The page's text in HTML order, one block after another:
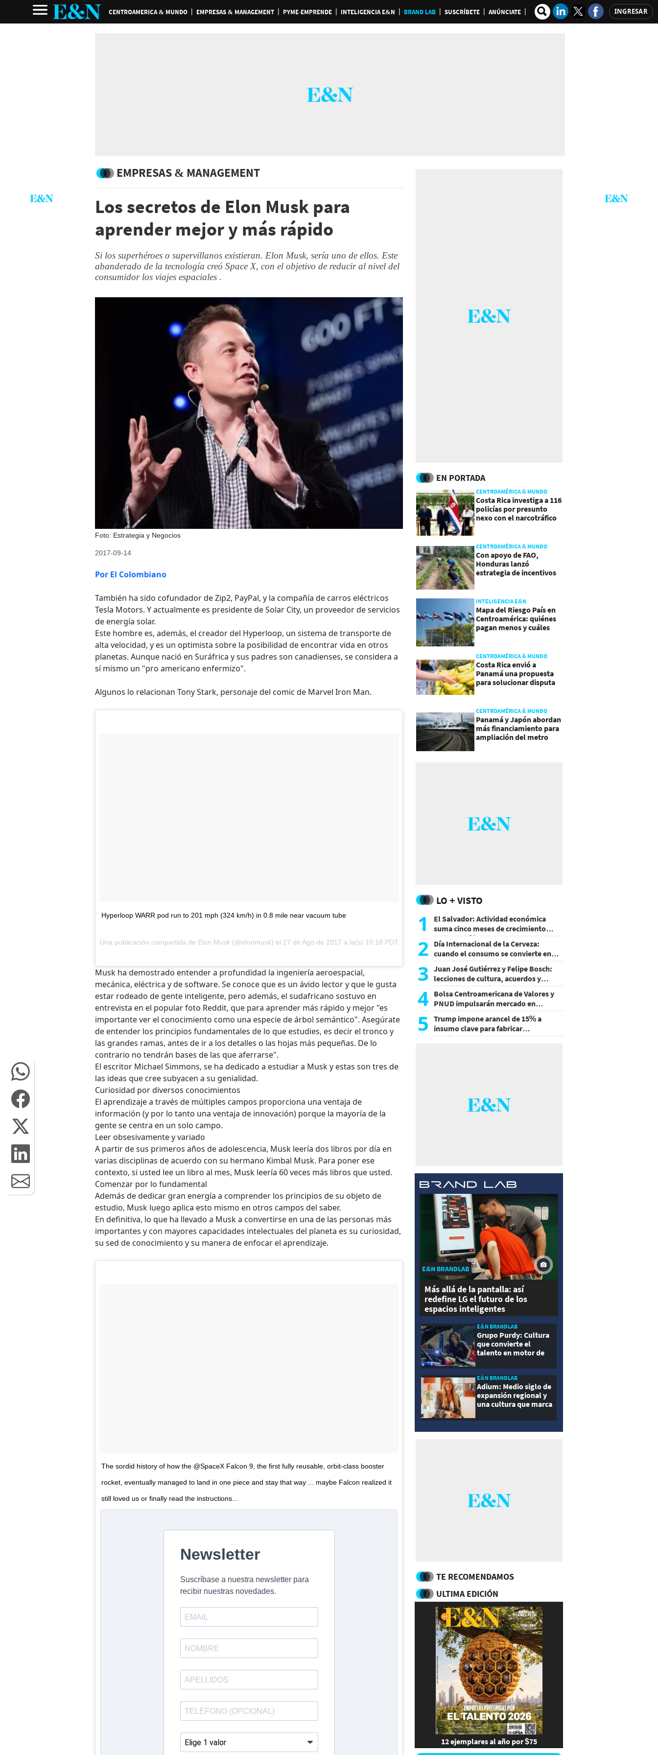
CENTROAMERICA & MUNDO EMPRESAS & MANAGEMENT PYME-EMPRENDE INTELIGENCIA E&N BRAND LAB SUSCRÍBETE ANÚNCIATE INGRESAR
EMPRESAS & MANAGEMENT
Los secretos de Elon Musk para
aprender mejor y más rápido
Si los superhéroes o supervillanos existieran. Elon Musk, sería uno de ellos. Este
abanderado de la tecnología creó Space X, con el objetivo de reducir al nivel del
consumidor los viajes espaciales .
Foto: Estrategia y Negocios
2017-09-14
Por El Colombiano
También ha sido cofundador de Zip2, PayPal, y la compañía de carros eléctricos
Tesla Motors. Y actualmente es presidente de Solar City, un proveedor de servicios
de energía solar.
Este hombre es, además, el creador del Hyperloop, un sistema de transporte de
alta velocidad, y es un optimista sobre la posibilidad de encontrar vida en otros
planetas. Aunque nació en Suráfrica y sus padres son canadienses, se considera a
sí mismo un "pro americano enfermizo".
Algunos lo relacionan Tony Stark, personaje del comic de Marvel Iron Man.
Hyperloop WARR pod run to 201 mph (324 km/h) in 0.8 mile near vacuum tube
Una publicación compartida de Elon Musk (@elonmusk) el 27 de Ago de 2017 a la(s) 10:18 PDT
Musk ha demostrado entender a profundidad la ingeniería aeroespacial,
mecánica, eléctrica y de software. Se conoce que es un ávido lector y que le gusta
estar rodeado de gente inteligente, pero además, el sudafricano sostuvo en
entrevista en el popular foto Reddit, que para aprender más rápido y mejor "es
importante ver el conocimiento como una especie de árbol semántico". Asegúrate
de entender los principios fundamentales de lo que estudies, es decir el tronco y
las grandes ramas, antes de ir a los detalles o las hojas más pequeñas. De lo
contrario no tendrán bases de las que aferrarse".
El escritor Michael Simmons, se ha dedicado a estudiar a Musk y estas son tres de
las ideas que cree subyacen a su genialidad.
Curiosidad por diversos conocimientos
El aprendizaje a través de múltiples campos proporciona una ventaja de
información (y por lo tanto una ventaja de innovación) porque la mayoría de la
gente se centra en un solo campo.
Leer obsesivamente y variado
A partir de sus primeros años de adolescencia, Musk leería dos libros por día en
varias disciplinas de acuerdo con su hermano Kimbal Musk. Para poner ese
contexto, si usted lee un libro al mes, Musk leería 60 veces más libros que usted.
Comenzar por lo fundamental
Además de dedicar gran energía a comprender los principios de su objeto de
estudio, Musk luego aplica esto mismo en otros campos del saber.
En definitiva, lo que ha llevado a Musk a convertirse en una de las personas más
importantes y con mayores capacidades intelectuales del planeta es su curiosidad,
su sed de conocimiento y su manera de enfocar el aprendizaje.
The sordid history of how the @SpaceX Falcon 9, the first fully reusable, orbit-class booster
rocket, eventually managed to land in one piece and stay that way ... maybe Falcon realized it
still loved us or finally read the instructions...
EN PORTADA
CENTROAMÉRICA & MUNDO
Costa Rica investiga a 116
policías por presunto
nexo con el narcotráfico
CENTROAMÉRICA & MUNDO
Con apoyo de FAO,
Honduras lanzó
estrategia de incentivos
INTELIGENCIA E&N
Mapa del Riesgo País en
Centroamérica: quiénes
pagan menos y cuáles
CENTROAMÉRICA & MUNDO
Costa Rica envió a
Panamá una propuesta
para solucionar disputa
CENTROAMÉRICA & MUNDO
Panamá y Japón abordan
más financiamiento para
ampliación del metro
LO + VISTO
1
El Salvador: Actividad económica
suma cinco meses de crecimiento
arriba de 4%
2 Día Internacional de la Cerveza:
cuando el consumo se convierte en
experiencia
3 Juan José Gutiérrez y Felipe Bosch:
lecciones de cultura, acuerdos y
decisiones sin miedo
4 Bolsa Centroamericana de Valores y
PNUD impulsarán mercado en
Honduras
5
Trump impone arancel de 15% a
insumo clave para fabricar
semiconductores y paneles
E&N BRANDLAB
Más allá de la pantalla: así
redefine LG el futuro de los
espacios inteligentes
E&N BRANDLAB
Grupo Purdy: Cultura
que convierte el
talento en motor de
E&N BRANDLAB
Adium: Medio siglo de
expansión regional y
una cultura que marca
TE RECOMENDAMOS
ULTIMA EDICIÓN
12 ejemplares al año por $75